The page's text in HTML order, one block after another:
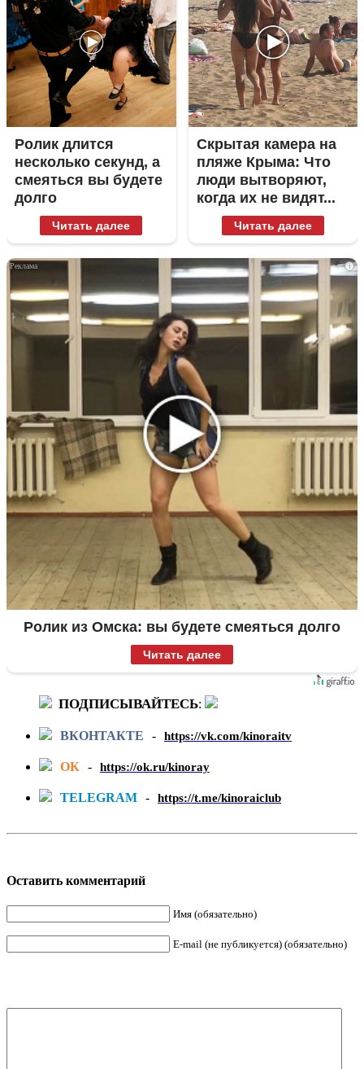
Ролик длится
несколько секунд, а
смеяться вы будете
долго
Читать далее
Скрытая камера на
пляже Крыма: Что
люди вытворяют,
когда их не видят...
Читать далее
i
Ролик из Омска: вы будете смеяться долго
Читать далее
ПОДПИСЫВАЙТЕСЬ:
ВКОНТАКТЕ - https://vk.com/kinoraitv
ОК - https://ok.ru/kinoray
TELEGRAM - https://t.me/kinoraiclub
Оставить комментарий
Имя (обязательно)
E-mail (не публикуется) (обязательно)